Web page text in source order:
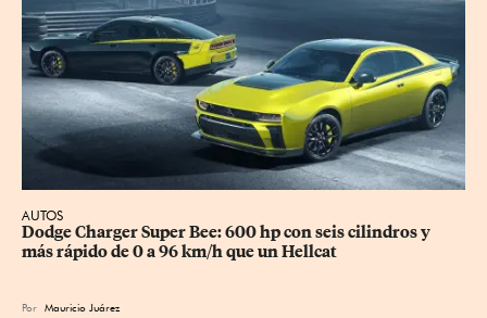
AUTOS
Dodge Charger Super Bee: 600 hp con seis cilindros y
más rápido de 0 a 96 km/h que un Hellcat
Por Mauricio Juárez